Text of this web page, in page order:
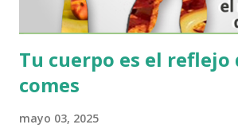
más direc...
Tu cuerpo es el reflejo
comes
mayo 03, 2025